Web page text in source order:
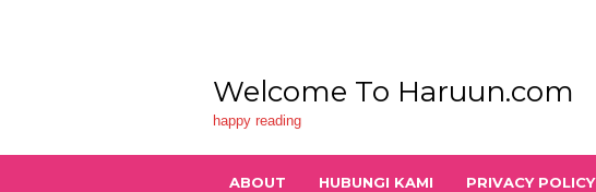
Welcome To Haruun.com
happy reading
ABOUT HUBUNGI KAMI PRIVACY POLICY